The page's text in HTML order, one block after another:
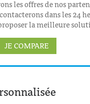
les offres de nos
dans les 24
la meilleure
JE COMPARE